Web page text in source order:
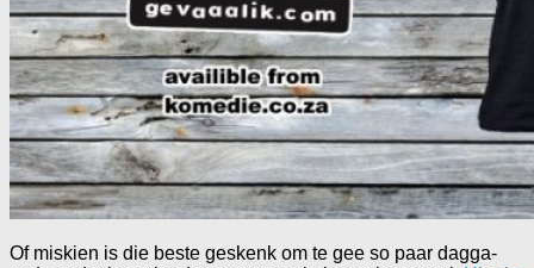
Of miskien is die beste geskenk om te gee so paar dagga-